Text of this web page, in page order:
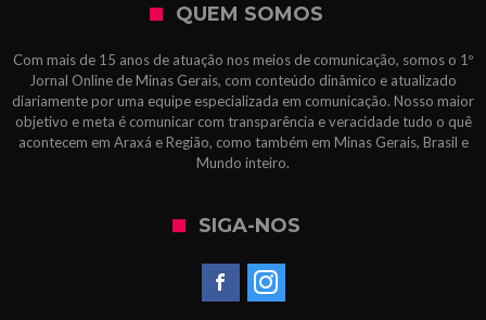
QUEM SOMOS
Com mais de 15 anos de atuação nos meios de comunicação, somos o 1º
Jornal Online de Minas Gerais, com conteúdo dinâmico e atualizado
diariamente por uma equipe especializada em comunicação. Nosso maior
objetivo e meta é comunicar com transparência e veracidade tudo o quê
acontecem em Araxá e Região, como também em Minas Gerais, Brasil e
Mundo inteiro.
SIGA-NOS